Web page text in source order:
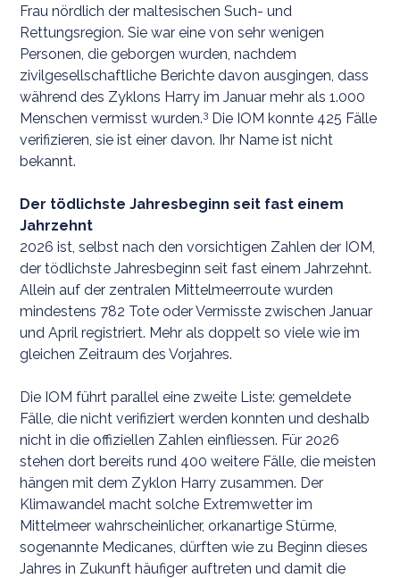
Frau nördlich der maltesischen Such- und
Rettungsregion. Sie war eine von sehr wenigen
Personen, die geborgen wurden, nachdem
zivilgesellschaftliche Berichte davon ausgingen, dass
während des Zyklons Harry im Januar mehr als 1.000
Menschen vermisst wurden.3 Die IOM konnte 425 Fälle
verifizieren, sie ist einer davon. Ihr Name ist nicht
bekannt.
Der tödlichste Jahresbeginn seit fast einem
Jahrzehnt
2026 ist, selbst nach den vorsichtigen Zahlen der IOM,
der tödlichste Jahresbeginn seit fast einem Jahrzehnt.
Allein auf der zentralen Mittelmeerroute wurden
mindestens 782 Tote oder Vermisste zwischen Januar
und April registriert. Mehr als doppelt so viele wie im
gleichen Zeitraum des Vorjahres.
Die IOM führt parallel eine zweite Liste: gemeldete
Fälle, die nicht verifiziert werden konnten und deshalb
nicht in die offiziellen Zahlen einfliessen. Für 2026
stehen dort bereits rund 400 weitere Fälle, die meisten
hängen mit dem Zyklon Harry zusammen. Der
Klimawandel macht solche Extremwetter im
Mittelmeer wahrscheinlicher, orkanartige Stürme,
sogenannte Medicanes, dürften wie zu Beginn dieses
Jahres in Zukunft häufiger auftreten und damit die